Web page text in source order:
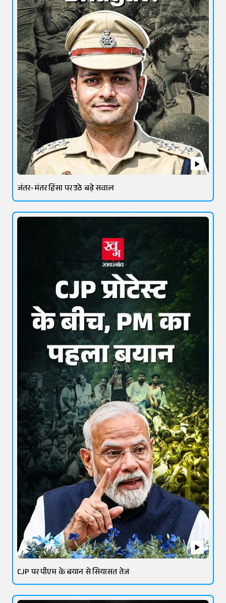
जंतर-मंतर हिंसा पर उठे बड़े सवाल
CJP पर पीएम के बयान से सियासत तेज